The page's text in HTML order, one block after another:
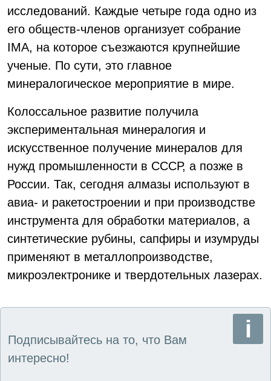
исследований. Каждые четыре года одно из
его обществ-членов организует собрание
IMA, на которое съезжаются крупнейшие
ученые. По сути, это главное
минералогическое мероприятие в мире.
Колоссальное развитие получила
экспериментальная минералогия и
искусственное получение минералов для
нужд промышленности в СССР, а позже в
России. Так, сегодня алмазы используют в
авиа- и ракетостроении и при производстве
инструмента для обработки материалов, а
синтетические рубины, сапфиры и изумруды
применяют в металлопроизводстве,
микроэлектронике и твердотельных лазерах.
Подписывайтесь на то, что Вам
интересно!